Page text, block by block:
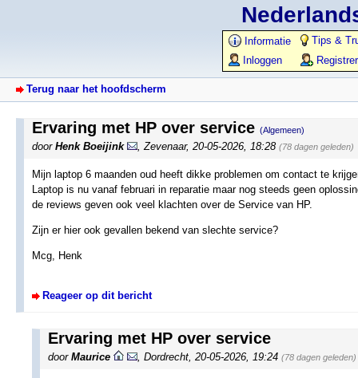
Informatie
Tips &
Inloggen
Terug naar het hoofdscherm
Ervaring met HP over service (Algemeen)
door Henk Boeijink Zevenaar, 20-05-2026, 18:28 (78 dagen geleden)
Mijn laptop 6 maanden oud heeft dikke problemen om contact te
Laptop is nu vanaf februari in reparatie maar nog steeds geen
de reviews geven ook veel klachten over de Service van HP.
Zijn er hier ook gevallen bekend van slechte service?
Mcg, Henk
Reageer op dit bericht
Ervaring met HP over service
door Maurice , Dordrecht, 20-05-2026, 19:24 (78 dagen geleden)